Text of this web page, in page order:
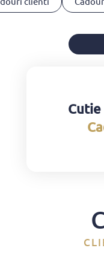
Cutie